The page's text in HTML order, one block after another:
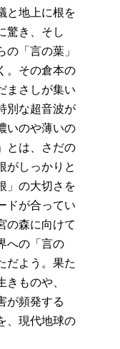
と地上に根を
驚き、そし
「言の葉」
。その倉本の
まさしが集い
別な超音波が
いのや薄いの
とは、さだの
がしっかりと
」の大切さを
ドが合ってい
の森に向けて
への「言の
だよう。果た
きものや、
が頻発する
、現代地球の